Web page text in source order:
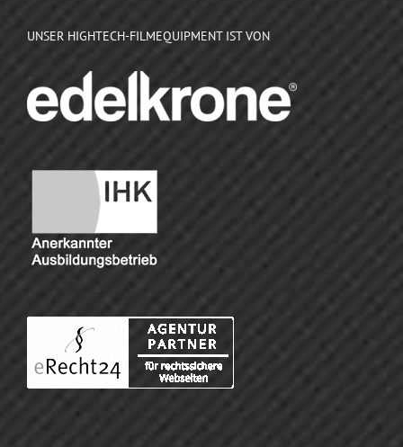
UNSER HIGHTECH-FILMEQUIPMENT IST VON